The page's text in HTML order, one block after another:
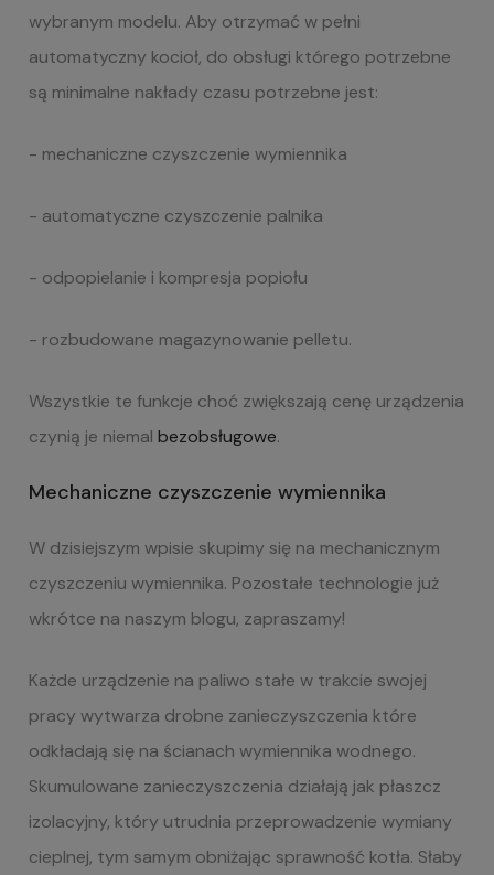
wybranym modelu. Aby otrzymać w pełni
automatyczny kocioł, do obsługi którego potrzebne
są minimalne nakłady czasu potrzebne jest:
- mechaniczne czyszczenie wymiennika
- automatyczne czyszczenie palnika
- odpopielanie i kompresja popiołu
- rozbudowane magazynowanie pelletu.
Wszystkie te funkcje choć zwiększają cenę urządzenia
czynią je niemal bezobsługowe.
Mechaniczne czyszczenie wymiennika
W dzisiejszym wpisie skupimy się na mechanicznym
czyszczeniu wymiennika. Pozostałe technologie już
wkrótce na naszym blogu, zapraszamy!
Każde urządzenie na paliwo stałe w trakcie swojej
pracy wytwarza drobne zanieczyszczenia które
odkładają się na ścianach wymiennika wodnego.
Skumulowane zanieczyszczenia działają jak płaszcz
izolacyjny, który utrudnia przeprowadzenie wymiany
cieplnej, tym samym obniżając sprawność kotła. Słaby